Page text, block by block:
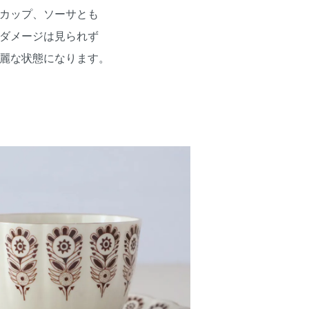
カップ、ソーサとも
ダメージは見られず
な状態になります。